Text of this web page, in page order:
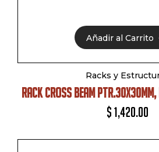
Añadir al Carrito
Añadir al Carrito
Racks y
RACK CROSS BEAM
$1,420.00